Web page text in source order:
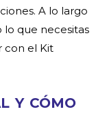
A lo largo
que necesitas
con el Kit
y cómo